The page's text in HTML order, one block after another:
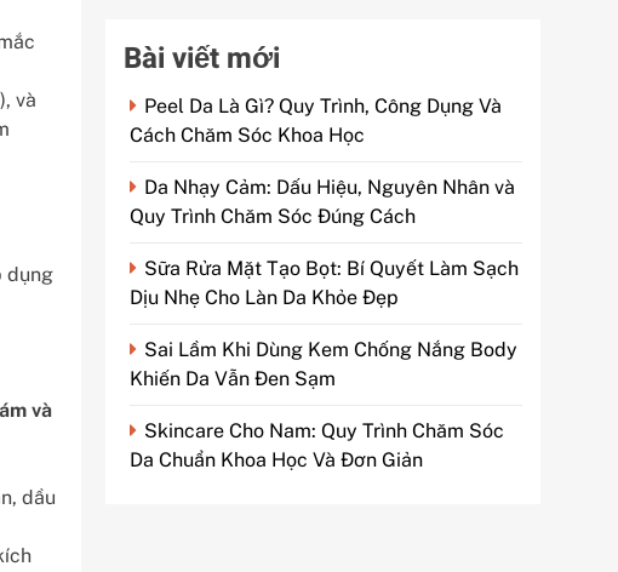
và
dụng
và
dầu
Bài viết mới
Peel Da Là Gì? Quy Trình, Công Dụng Và
Cách Chăm Sóc Khoa Học
Da Nhạy Cảm: Dấu Hiệu, Nguyên Nhân và
Quy Trình Chăm Sóc Đúng Cách
Sữa Rửa Mặt Tạo Bọt: Bí Quyết Làm Sạch
Dịu Nhẹ Cho Làn Da Khỏe Đẹp
Sai Lầm Khi Dùng Kem Chống Nắng Body
Khiến Da Vẫn Đen Sạm
Skincare Cho Nam: Quy Trình Chăm Sóc
Da Chuẩn Khoa Học Và Đơn Giản